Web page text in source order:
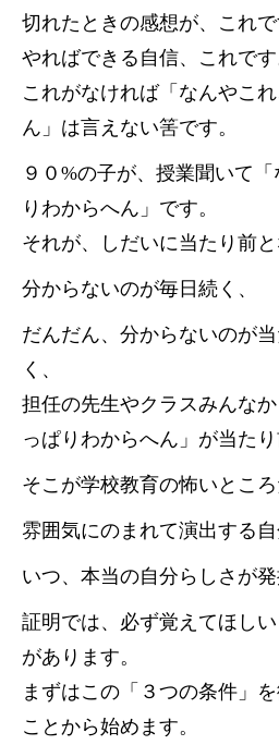
切れたときの感想が、これで
やればできる自信、これです
これがなければ「なんやこ
ん」は言えない筈です。
９０%の子が、授業聞いて
りわからへん」です。
それが、しだいに当たり前と
分からないのが毎日続く、
だんだん、分からないのが
く、
担任の先生やクラスみんな
っぱりわからへん」が当たり
そこが学校教育の怖いところ
雰囲気にのまれて演出する自
いつ、本当の自分らしさが
証明では、必ず覚えてほしい
があります。
まずはこの「３つの条件」
ことから始めます。